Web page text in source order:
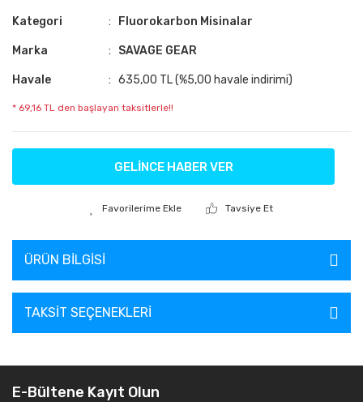
Kategori Fluorokarbon Misinalar
Marka SAVAGE GEAR
Havale 635,00 TL (%5,00 havale indirimi)
* 69,16 TL den başlayan taksitlerle!!
GELİNCE HABER VER
Tavsiye Et
ÜRÜN BILGISI
TAKSIT SEÇENEKLERI
E-Bültene Kayıt Olun